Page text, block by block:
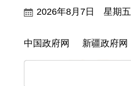
2026年8月7日 星期五
中国政府网 新疆政府网